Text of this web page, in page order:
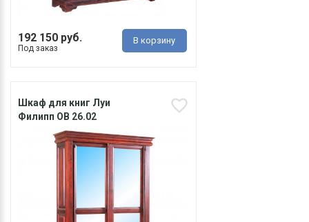
192 150 руб.
Под заказ
В корзину
Шкаф для книг Луи
Филипп ОВ 26.02